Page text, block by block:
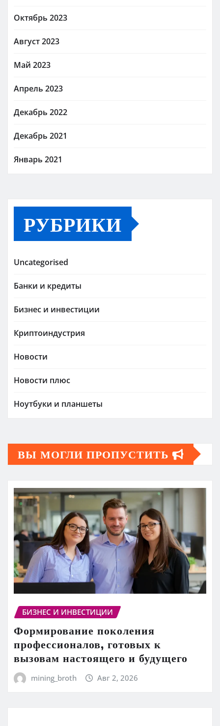
Октябрь 2023
Август 2023
Май 2023
Апрель 2023
Декабрь 2022
Декабрь 2021
Январь 2021
РУБРИКИ
Uncategorised
Банки и кредиты
Бизнес и инвестиции
Криптоиндустрия
Новости
Новости плюс
Ноутбуки и планшеты
ВЫ МОГЛИ ПРОПУСТИТЬ
БИЗНЕС И ИНВЕСТИЦИИ
Формирование поколения
профессионалов, готовых к
вызовам настоящего и будущего
mining_broth Авг 2, 2026